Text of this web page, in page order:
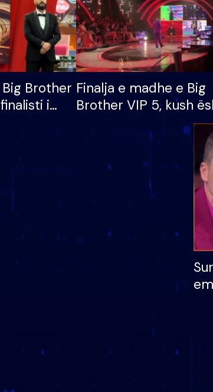
Brother
i
Finalja e madhe e Big
Brother VIP 5, kush
banori i parë që lë
dhe humb
të fituar çmimin e